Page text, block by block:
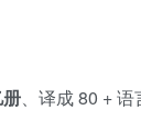
、译成 80 + 语